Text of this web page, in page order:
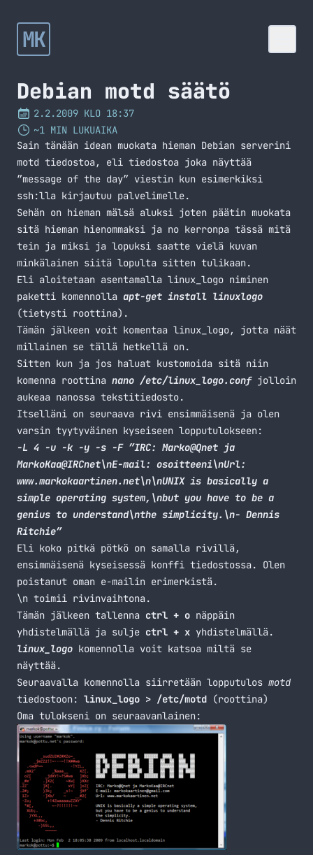
MK
Debian motd säätö
2.2.2009 KLO 18:37
~1 MIN LUKUAIKA
Sain tänään idean muokata hieman Debian serverini
motd tiedostoa, eli tiedostoa joka näyttää
”message of the day” viestin kun esimerkiksi
ssh:lla kirjautuu palvelimelle.
Sehän on hieman mälsä aluksi joten päätin muokata
sitä hieman hienommaksi ja no kerronpa tässä mitä
tein ja miksi ja lopuksi saatte vielä kuvan
minkälainen siitä lopulta sitten tulikaan.
Eli aloitetaan asentamalla linux_logo niminen
paketti komennolla apt-get install linuxlogo
(tietysti roottina).
Tämän jälkeen voit komentaa linux_logo, jotta näät
millainen se tällä hetkellä on.
Sitten kun ja jos haluat kustomoida sitä niin
komenna roottina nano /etc/linux_logo.confjolloin
aukeaa nanossa tekstitiedosto.
Itselläni on seuraava rivi ensimmäisenä ja olen
varsin tyytyväinen kyseiseen lopputulokseen:
-L 4 -u -k -y -s -F ”IRC: Marko@Qnet ja
MarkoKaa@IRCnet\nE-mail: osoitteeni\nUrl:
www.markokaartinen.net\n\nUNIX is basically a
simple operating system,\nbut you have to be a
genius to understand\nthe simplicity.\n- Dennis
Ritchie”
Eli koko pitkä pötkö on samalla rivillä,
ensimmäisenä kyseisessä konffi tiedostossa. Olen
poistanut oman e-mailin erimerkistä.
\n toimii rivinvaihtona.
Tämän jälkeen tallenna ctrl + o näppäin
yhdistelmällä ja sulje ctrl + x yhdistelmällä.
linux_logo komennolla voit katsoa miltä se
näyttää.
Seuraavalla komennolla siirretään lopputulos motd
tiedostoon: linux_logo > /etc/motd (roottina)
Oma tulokseni on seuraavanlainen: